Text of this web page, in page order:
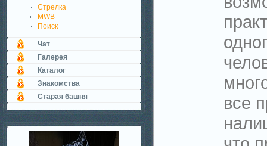
Стрелка
MWB
Поиск
Чат
Галерея
Каталог
Знакомства
Старая башня
все